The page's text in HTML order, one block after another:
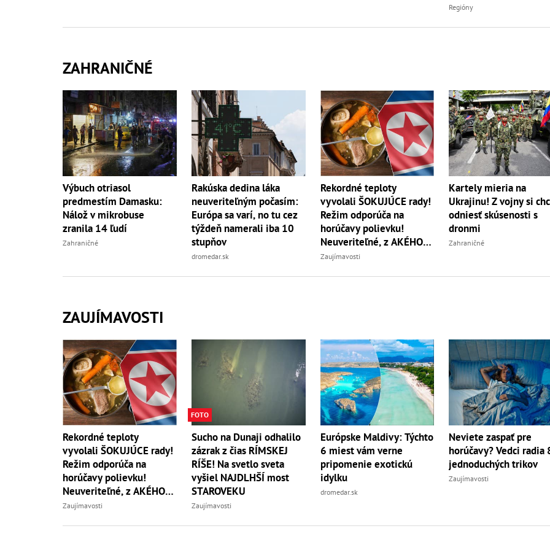
Regióny
ZAHRANIČNÉ
Výbuch otriasol
predmestím Damasku:
Nálož v mikrobuse
zranila 14 ľudí
Zahraničné
Rakúska dedina láka
neuveriteľným počasím:
Európa sa varí, no tu cez
týždeň namerali iba 10
stupňov
dromedar.sk
Rekordné teploty
vyvolali ŠOKUJÚCE rady!
Režim odporúča na
horúčavy polievku!
Neuveriteľné, z AKÉHO
zvierata
Zaujímavosti
Kartely mieria na
Ukrajinu! Z vojny si
odniesť skúsenosti s
dronmi
Zahraničné
ZAUJÍMAVOSTI
Rekordné teploty
vyvolali ŠOKUJÚCE rady!
Režim odporúča na
horúčavy polievku!
Neuveriteľné, z AKÉHO
zvierata
Zaujímavosti
FOTO
Sucho na Dunaji odhalilo
zázrak z čias RÍMSKEJ
RÍŠE! Na svetlo sveta
vyšiel NAJDLHŠÍ most
STAROVEKU
Zaujímavosti
Európske Maldivy: Týchto
6 miest vám verne
pripomenie exotickú
idylku
dromedar.sk
Neviete zaspať pre
horúčavy? Vedci radia
jednoduchých trikov
Zaujímavosti